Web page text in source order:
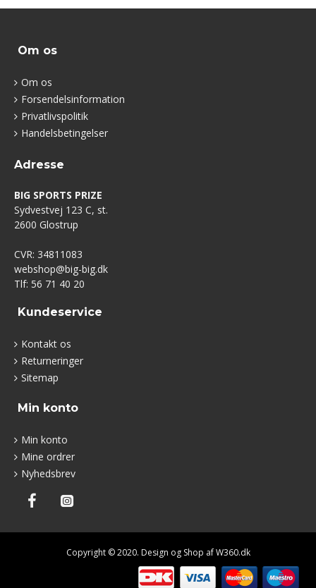
Om os
Om os
Forsendelsinformation
Privatlivspolitik
Handelsbetingelser
Adresse
BIG SPORTS PRIZE
Sydvestvej 123 C, st.
2600 Glostrup
CVR: 34811083
webshop@big-big.dk
Tlf: 56 71 40 20
Kundeservice
Kontakt os
Returneringer
Sitemap
Min konto
Min konto
Mine ordrer
Nyhedsbrev
Copyright © 2020. Design og Shop af W360.dk